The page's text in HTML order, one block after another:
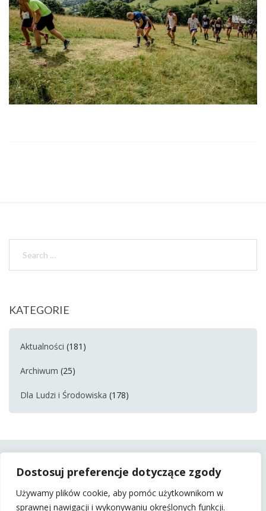
Dostosuj preferencje dotyczące zgody
Używamy plików cookie, aby pomóc użytkownikom w
sprawnej nawigacji i wykonywaniu określonych funkcji.
KATEGORIE
Aktualności (181)
Archiwum (25)
Dla Ludzi i Środowiska (178)